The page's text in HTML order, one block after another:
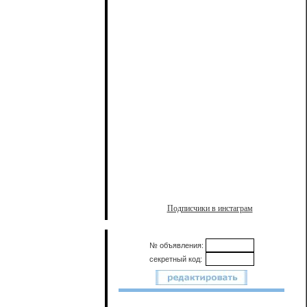
Подписчики в инстаграм
№ объявления:
секретный код: